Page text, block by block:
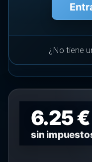
¿No tiene
6.25 €
sin